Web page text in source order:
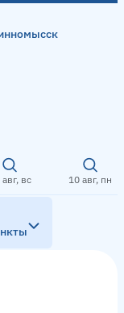
вс 10 авг, пн